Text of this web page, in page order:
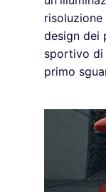
design dei
sportivo di
primo